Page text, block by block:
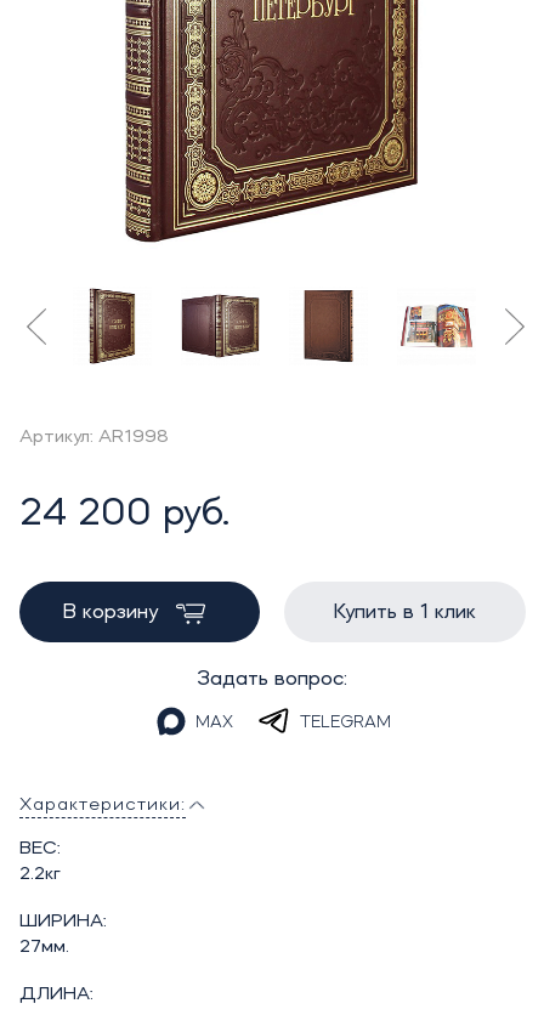
Артикул: AR1998
24 200 руб.
В корзину Купить в 1 клик
Задать вопрос:
MAX TELEGRAM
Характеристики:
ВЕС:
2.2кг
ШИРИНА:
27мм.
ДЛИНА: